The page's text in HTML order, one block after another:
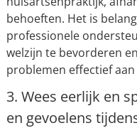
behoeften. Het is
professionele
welzijn te bevorderen
problemen effectief aan
3. Wees eerlijk en
en gevoelens